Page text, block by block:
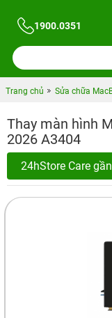
1900.0351
Trang chủ Sửa chữa
Thay màn hình
2026 A3404
24hStore Care